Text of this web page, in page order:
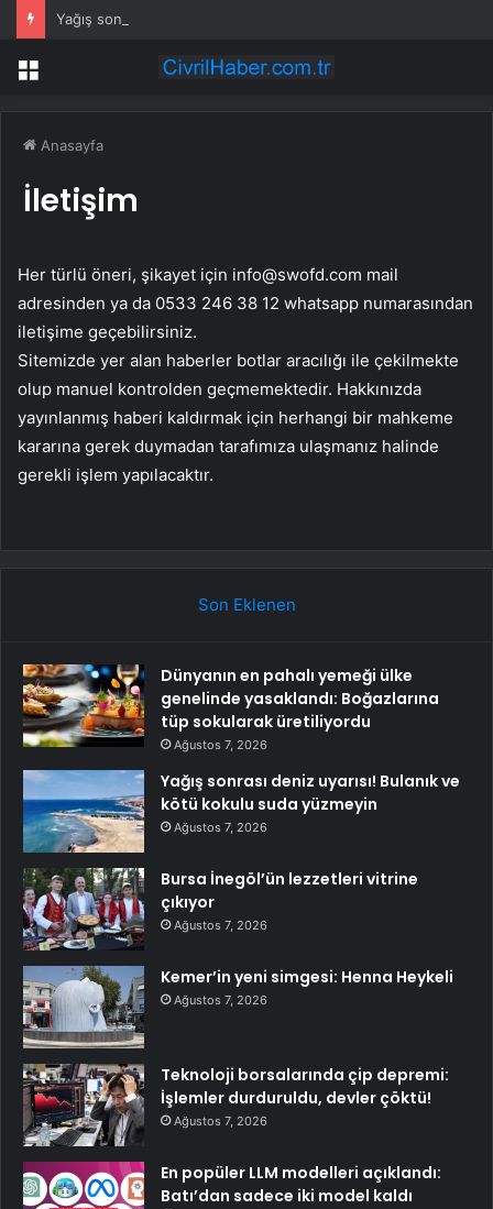
Menü
Anasayfa
İletişim
Her türlü öneri, şikayet için info@swofd.com mail
adresinden ya da 0533 246 38 12 whatsapp numarasından
iletişime geçebilirsiniz.
Sitemizde yer alan haberler botlar aracılığı ile çekilmekte
olup manuel kontrolden geçmemektedir. Hakkınızda
yayınlanmış haberi kaldırmak için herhangi bir mahkeme
kararına gerek duymadan tarafımıza ulaşmanız halinde
gerekli işlem yapılacaktır.
Son Eklenen
Dünyanın en pahalı yemeği ülke
genelinde yasaklandı: Boğazlarına
tüp sokularak üretiliyordu
Ağustos 7, 2026
Yağış sonrası deniz uyarısı! Bulanık ve
kötü kokulu suda yüzmeyin
Ağustos 7, 2026
Bursa İnegöl’ün lezzetleri vitrine
çıkıyor
Ağustos 7, 2026
Kemer’in yeni simgesi: Henna Heykeli
Ağustos 7, 2026
Teknoloji borsalarında çip depremi:
İşlemler durduruldu, devler çöktü!
Ağustos 7, 2026
En popüler LLM modelleri açıklandı:
Batı’dan sadece iki model kaldı